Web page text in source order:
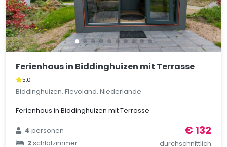
Ferienhaus in Biddinghuizen mit Terrasse
5,0
Biddinghuizen, Flevoland, Niederlande
Ferienhaus in Biddinghuizen mit Terrasse
4personen
2schlafzimmer
€ 132
durchschnittlich